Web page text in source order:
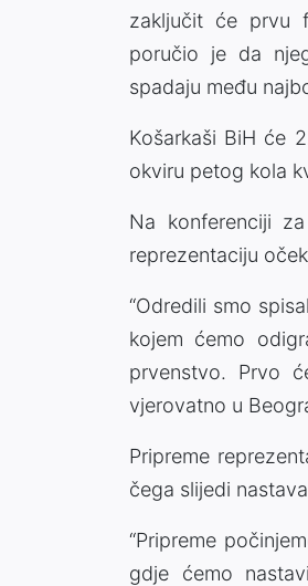
zaključit će prvu
poručio je da
spadaju među
Košarkaši BiH će
okviru petog kola
Na konferenciji
reprezentaciju
“Odredili smo
kojem ćemo
prvenstvo. Prvo
vjerovatno u
Pripreme
čega slijedi
“Pripreme
gdje ćemo